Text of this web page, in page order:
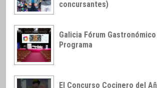
concursantes)
Galicia Fórum Gastronómico
Programa
El Concurso Cocinero del